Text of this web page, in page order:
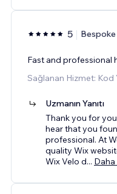
5 Bespoke
Fast and professional
Sağlanan Hizmet: Kod
Uzmanın Yanıtı
Thank you for
hear that you
professional. At
quality Wix
Wix Velo d...